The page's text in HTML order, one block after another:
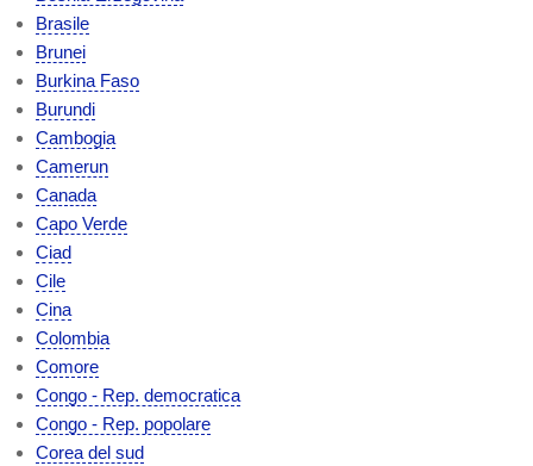
Brasile
Brunei
Burkina Faso
Burundi
Cambogia
Camerun
Canada
Capo Verde
Ciad
Cile
Cina
Colombia
Comore
Congo - Rep. democratica
Congo - Rep. popolare
Corea del sud